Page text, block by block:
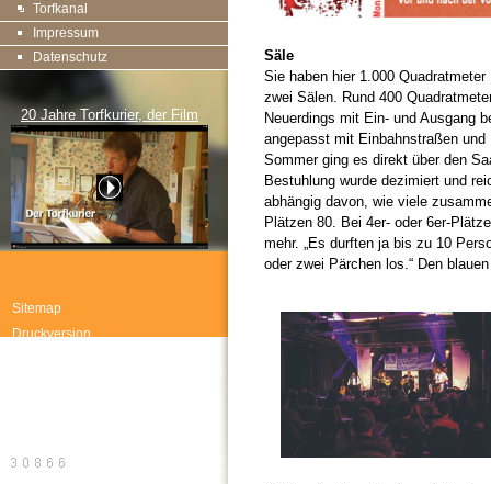
Torfkanal
Impressum
Datenschutz
20 Jahre Torfkurier, der Film
Sitemap
Druckversion
Säle
Sie haben hier 1.000
zwei Sälen. Rund 400
Neuerdings mit Ein- und Ausgang
angepasst mit Einbahnstraßen
Sommer ging es direkt über den
Bestuhlung wurde dezimiert und
abhängig davon, wie viele
Plätzen 80. Bei 4er- oder 6er-
mehr. „Es durften ja bis zu 10
oder zwei Pärchen los.“ Den